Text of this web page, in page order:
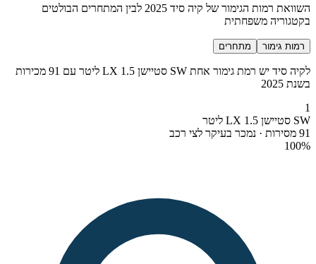
השוואת רמות הגימור של קיה סיד 2025 לבין המתחרים הבולטים
בקטגוריה משפחתית
רמות גימור מתחרים
לקיה סיד יש רמת גימור אחת SW סטיישן LX 1.5 ליטר עם 91 מכירות
בשנת 2025
1
SW סטיישן LX 1.5 ליטר
91 מסירות · נמכר בעיקר לצי רכב
100%